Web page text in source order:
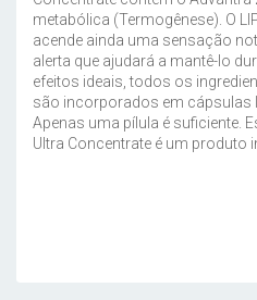
metabólica (Termogênese). O
acende ainda uma sensação
alerta que ajudará a mantê-lo
efeitos ideais, todos os
são incorporados em cápsulas
Apenas uma pílula é suficiente.
Ultra Concentrate é um produto